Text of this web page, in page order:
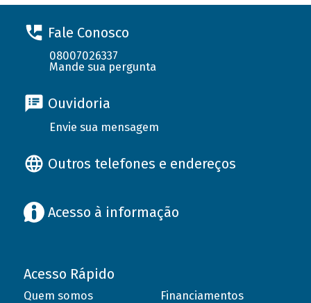
Fale Conosco
08007026337
Mande sua pergunta
Ouvidoria
Envie sua mensagem
Outros telefones e endereços
Acesso à informação
Acesso Rápido
Quem somos
Financiamentos